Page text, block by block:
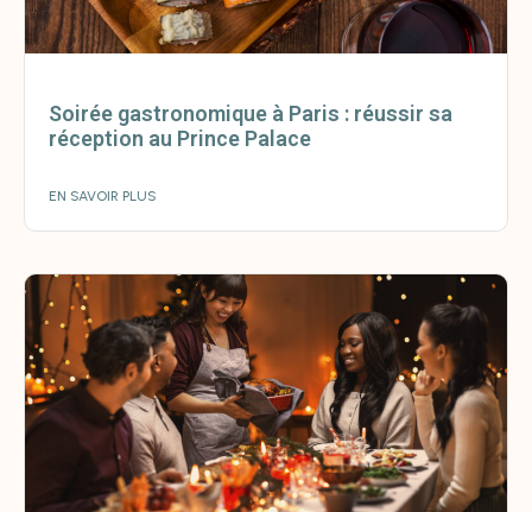
Soirée gastronomique à Paris : réussir sa
réception au Prince Palace
EN SAVOIR PLUS